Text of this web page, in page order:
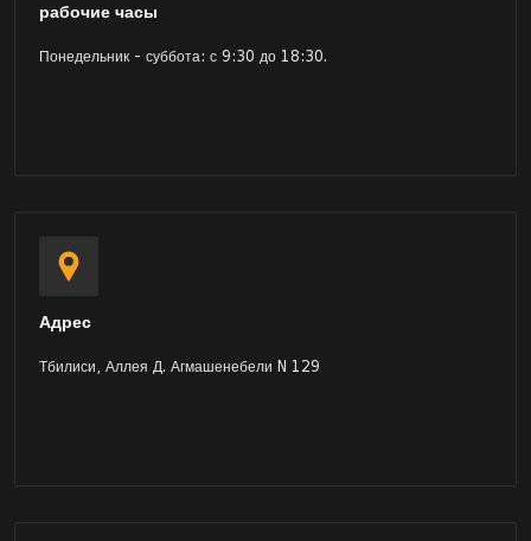
рабочие часы
Понедельник - суббота: с 9:30 до 18:30.
Адрес
Тбилиси, Аллея Д. Агмашенебели N 129